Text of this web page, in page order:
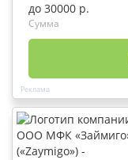
до 30000 р.
Сумма